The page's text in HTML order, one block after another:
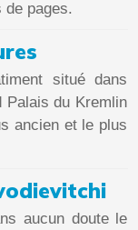
de pages.
situé dans
Palais du Kremlin
ancien et le plus
aucun doute le